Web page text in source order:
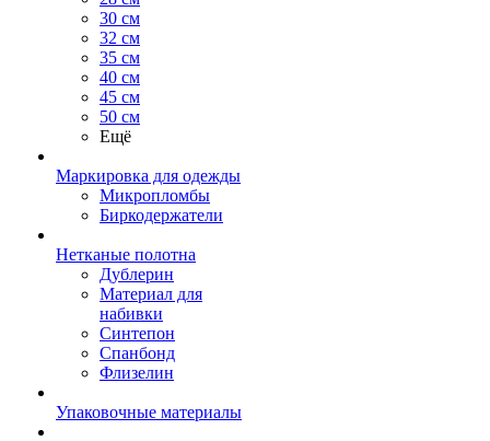
30 см
32 см
35 см
40 см
45 см
50 см
Ещё
Маркировка для одежды
Микропломбы
Биркодержатели
Нетканые полотна
Дублерин
Материал для
набивки
Синтепон
Спанбонд
Флизелин
Упаковочные материалы